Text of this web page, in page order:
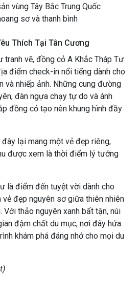
vùng Tây Bắc Trung Quốc
sơ và thanh bình
Thích Tại Tân Cương
tranh vẽ, đồng cỏ A Khắc Tháp Tư
điểm check-in nổi tiếng dành cho
và nhiếp ảnh. Những cung đường
đàn ngựa chạy tự do và ánh
đồng cỏ tạo nên khung hình đầy
lại mang một vẻ đẹp riêng,
được xem là thời điểm lý tưởng
là điểm đến tuyệt vời dành cho
đẹp nguyên sơ giữa thiên nhiên
Với thảo nguyên xanh bất tận, núi
đậm chất du mục, nơi đây hứa
khám phá đáng nhớ cho mọi du